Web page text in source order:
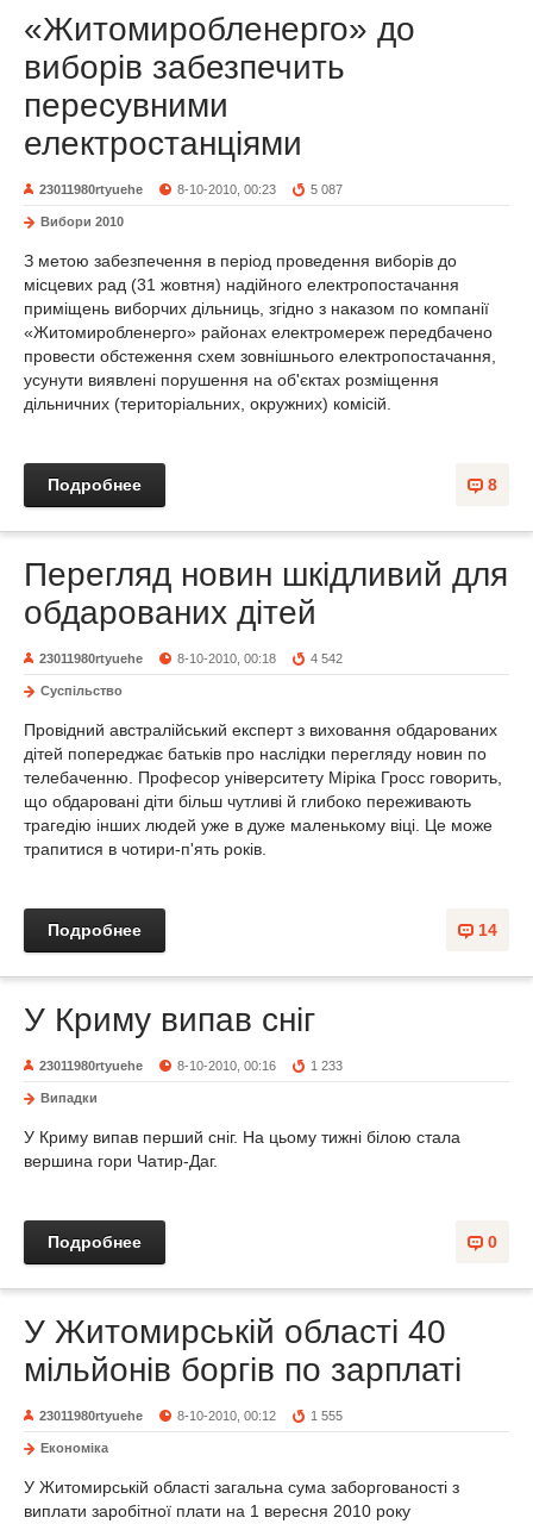
«Житомиробленерго» до
виборів забезпечить
пересувними
електростанціями
23011980rtyuehe 8-10-2010, 00:23 5 087
Вибори 2010
З метою забезпечення в період проведення виборів до
місцевих рад (31 жовтня) надійного електропостачання
приміщень виборчих дільниць, згідно з наказом по компанії
«Житомиробленерго» районах електромереж передбачено
провести обстеження схем зовнішнього електропостачання,
усунути виявлені порушення на об'єктах розміщення
дільничних (територіальних, окружних) комісій.
8
Подробнее
Перегляд новин шкідливий для
обдарованих дітей
23011980rtyuehe 8-10-2010, 00:18 4 542
Суспільство
Провідний австралійський експерт з виховання обдарованих
дітей попереджає батьків про наслідки перегляду новин по
телебаченню. Професор університету Міріка Гросс говорить,
що обдаровані діти більш чутливі й глибоко переживають
трагедію інших людей уже в дуже маленькому віці. Це може
трапитися в чотири-п'ять років.
14
Подробнее
У Криму випав сніг
23011980rtyuehe 8-10-2010, 00:16 1 233
Випадки
У Криму випав перший сніг. На цьому тижні білою стала
вершина гори Чатир-Даг.
0
Подробнее
У Житомирській області 40
мільйонів боргів по зарплаті
23011980rtyuehe 8-10-2010, 00:12 1 555
Економіка
У Житомирській області загальна сума заборгованості з
виплати заробітної плати на 1 вересня 2010 року